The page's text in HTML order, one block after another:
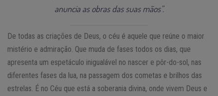
anuncia as obras das suas mãos”.
De todas as criações de Deus, o céu é aquele que reúne o maior
mistério e admiração. Que muda de fases todos os dias, que
apresenta um espetáculo inigualável no nascer e pôr-do-sol, nas
diferentes fases da lua, na passagem dos cometas e brilhos das
estrelas. É no Céu que está a soberania divina, onde vivem Deus e